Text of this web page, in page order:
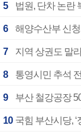
5 법원, 단차 논란
6 해양수산부 신
7 지역 상권도 말
8 통영시민 추석
9 부산 철강공장
10